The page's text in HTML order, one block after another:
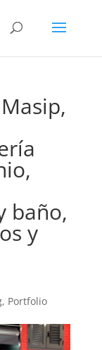
baño,
y
, Portfolio